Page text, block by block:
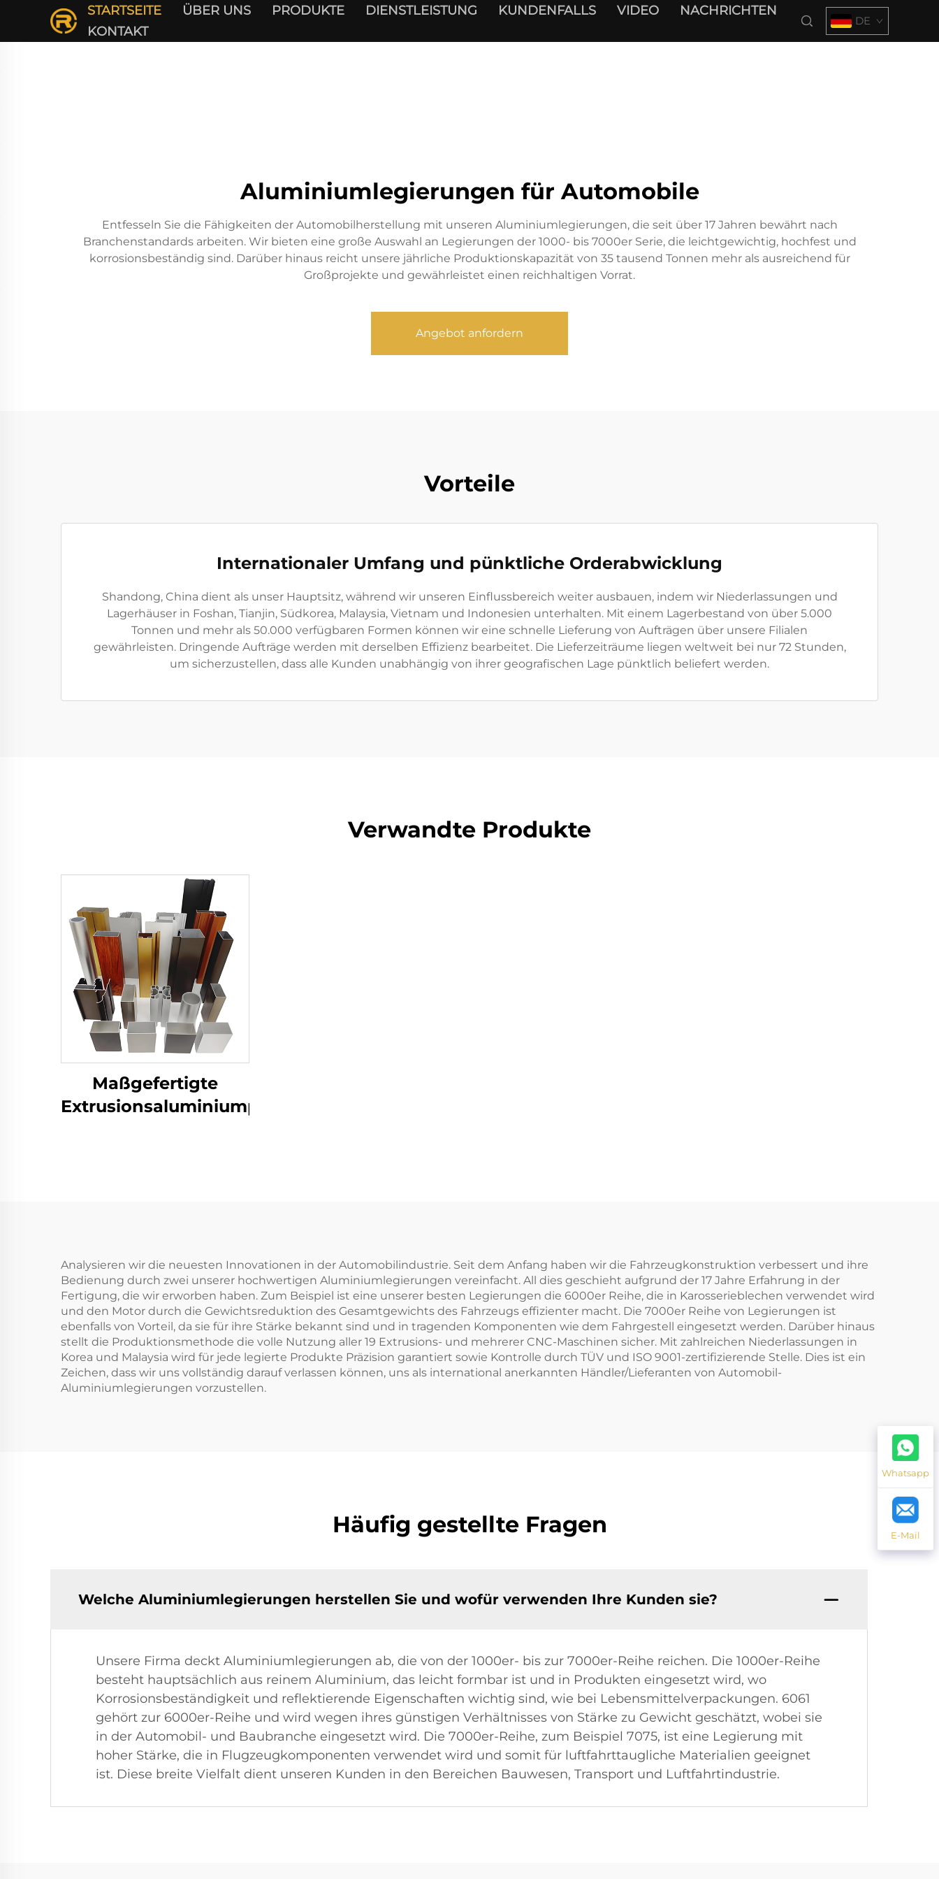
STARTSEITE ÜBER UNS PRODUKTE DIENSTLEISTUNG KUNDENFALLS VIDEO
NACHRICHTEN
KONTAKT
DE
Aluminiumlegierungen für Automobile
Entfesseln Sie die Fähigkeiten der Automobilherstellung mit unseren Aluminiumlegierungen, die seit über 17 Jahren bewährt nach
Branchenstandards arbeiten. Wir bieten eine große Auswahl an Legierungen der 1000- bis 7000er Serie, die leichtgewichtig, hochfest und
korrosionsbeständig sind. Darüber hinaus reicht unsere jährliche Produktionskapazität von 35 tausend Tonnen mehr als ausreichend für
Großprojekte und gewährleistet einen reichhaltigen Vorrat.
Angebot anfordern
Vorteile
Internationaler Umfang und pünktliche Orderabwicklung
Shandong, China dient als unser Hauptsitz, während wir unseren Einflussbereich weiter ausbauen, indem wir Niederlassungen und
Lagerhäuser in Foshan, Tianjin, Südkorea, Malaysia, Vietnam und Indonesien unterhalten. Mit einem Lagerbestand von über 5.000
Tonnen und mehr als 50.000 verfügbaren Formen können wir eine schnelle Lieferung von Aufträgen über unsere Filialen
gewährleisten. Dringende Aufträge werden mit derselben Effizienz bearbeitet. Die Lieferzeiträume liegen weltweit bei nur 72 Stunden,
um sicherzustellen, dass alle Kunden unabhängig von ihrer geografischen Lage pünktlich beliefert werden.
Verwandte Produkte
Maßgefertigte
Extrusionsaluminiumprofile
Analysieren wir die neuesten Innovationen in der Automobilindustrie. Seit dem Anfang haben wir die Fahrzeugkonstruktion verbessert und ihre
Bedienung durch zwei unserer hochwertigen Aluminiumlegierungen vereinfacht. All dies geschieht aufgrund der 17 Jahre Erfahrung in der
Fertigung, die wir erworben haben. Zum Beispiel ist eine unserer besten Legierungen die 6000er Reihe, die in Karosserieblechen verwendet wird
und den Motor durch die Gewichtsreduktion des Gesamtgewichts des Fahrzeugs effizienter macht. Die 7000er Reihe von Legierungen ist
ebenfalls von Vorteil, da sie für ihre Stärke bekannt sind und in tragenden Komponenten wie dem Fahrgestell eingesetzt werden. Darüber hinaus
stellt die Produktionsmethode die volle Nutzung aller 19 Extrusions- und mehrerer CNC-Maschinen sicher. Mit zahlreichen Niederlassungen in
Korea und Malaysia wird für jede legierte Produkte Präzision garantiert sowie Kontrolle durch TÜV und ISO 9001-zertifizierende Stelle. Dies ist ein
Zeichen, dass wir uns vollständig darauf verlassen können, uns als international anerkannten Händler/Lieferanten von Automobil-
Aluminiumlegierungen vorzustellen.
Häufig gestellte Fragen
Welche Aluminiumlegierungen herstellen Sie und wofür verwenden Ihre Kunden sie?
Unsere Firma deckt Aluminiumlegierungen ab, die von der 1000er- bis zur 7000er-Reihe reichen. Die 1000er-Reihe
besteht hauptsächlich aus reinem Aluminium, das leicht formbar ist und in Produkten eingesetzt wird, wo
Korrosionsbeständigkeit und reflektierende Eigenschaften wichtig sind, wie bei Lebensmittelverpackungen. 6061
gehört zur 6000er-Reihe und wird wegen ihres günstigen Verhältnisses von Stärke zu Gewicht geschätzt, wobei sie
in der Automobil- und Baubranche eingesetzt wird. Die 7000er-Reihe, zum Beispiel 7075, ist eine Legierung mit
hoher Stärke, die in Flugzeugkomponenten verwendet wird und somit für luftfahrttaugliche Materialien geeignet
ist. Diese breite Vielfalt dient unseren Kunden in den Bereichen Bauwesen, Transport und Luftfahrtindustrie.
Whatsapp
E-Mail